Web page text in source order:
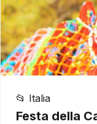
📂 Italia
Festa della